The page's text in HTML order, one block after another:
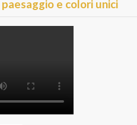
e colori unici